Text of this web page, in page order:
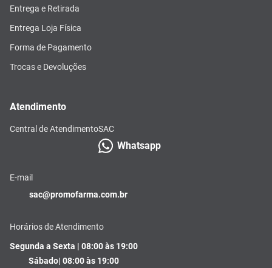
Entrega e Retirada
Entrega Loja Física
Forma de Pagamento
Trocas e Devoluções
Atendimento
Central de AtendimentoSAC
Whatsapp
E-mail
sac@promofarma.com.br
Horários de Atendimento
Segunda a Sexta | 08:00 às 19:00
Sábado| 08:00 às 19:00